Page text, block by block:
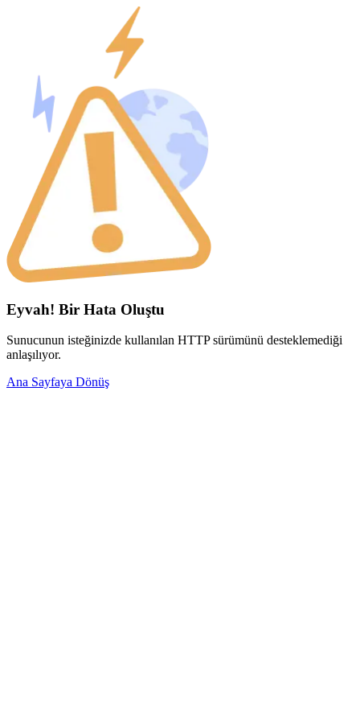
Eyvah! Bir Hata Oluştu
Sunucunun isteğinizde kullanılan HTTP sürümünü desteklemediği
anlaşılıyor.
Ana Sayfaya Dönüş